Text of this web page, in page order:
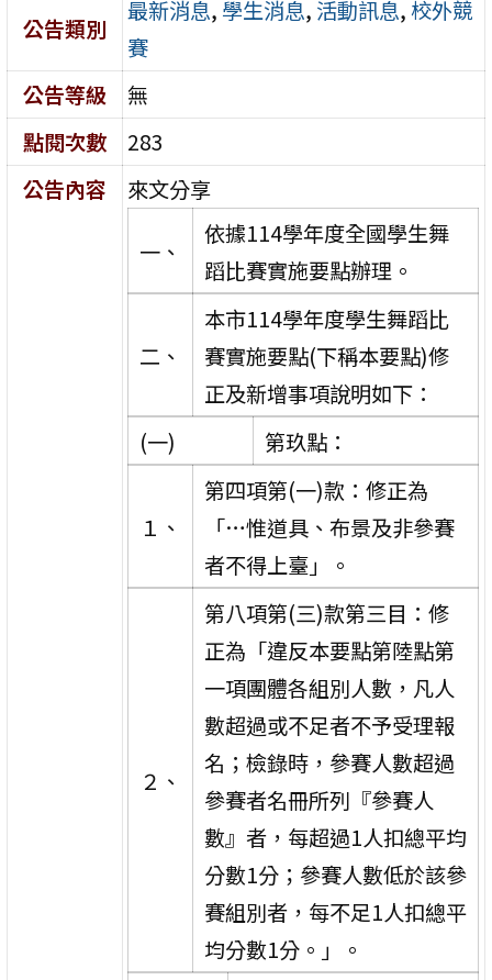
公告類別
最新消息, 學生消息, 活動訊息,校外競
賽
公告等級
無
點閱次數
283
公告內容
來文分享
一、
依據114學年度全國學生舞
蹈比賽實施要點辦理。
二、
本市114學年度學生舞蹈比
賽實施要點(下稱本要點)修
正及新增事項說明如下：
(一)
第玖點：
１、
第四項第(一)款：修正為
「…惟道具、布景及非參賽
者不得上臺」。
２、
第八項第(三)款第三目：修
正為「違反本要點第陸點第
一項團體各組別人數，凡人
數超過或不足者不予受理報
名；檢錄時，參賽人數超過
參賽者名冊所列『參賽人
數』者，每超過1人扣總平均
分數1分；參賽人數低於該參
賽組別者，每不足1人扣總平
均分數1分。」。